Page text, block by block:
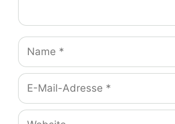
Name
E-
Mail-
Adresse
Website